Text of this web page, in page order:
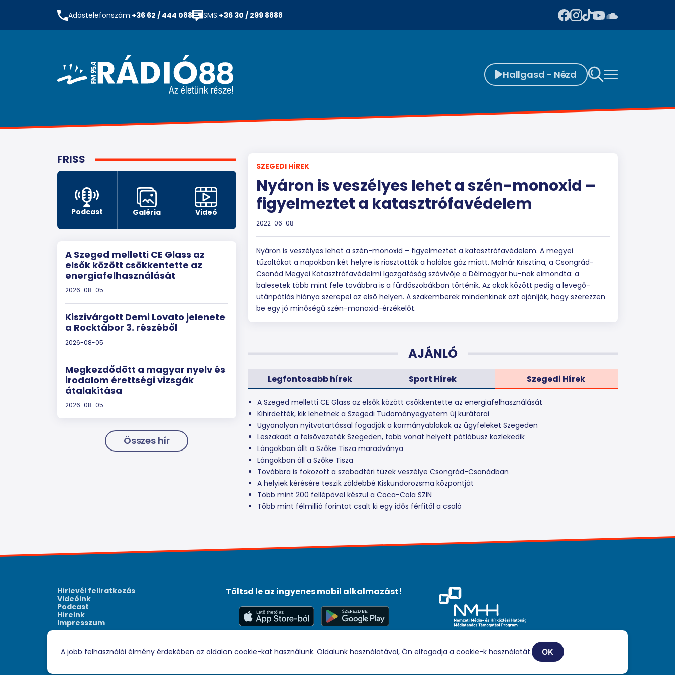
Adástelefonszám:+36 62 / 444 088 SMS:+36 30 / 299 8888
Hallgasd - Nézd
FRISS
Podcast Galéria Videó
A Szeged melletti CE Glass az
elsők között csökkentette az
energiafelhasználását
2026-08-05
Kiszivárgott Demi Lovato jelenete
a Rocktábor 3. részéből
2026-08-05
Megkezdődött a magyar nyelv és
irodalom érettségi vizsgák
átalakítása
2026-08-05
Összes hír
SZEGEDI HÍREK
Nyáron is veszélyes lehet a szén-monoxid –
figyelmeztet a katasztrófavédelem
2022-06-08
Nyáron is veszélyes lehet a szén-monoxid – figyelmeztet a katasztrófavédelem. A megyei
tűzoltókat a napokban két helyre is riasztották a halálos gáz miatt. Molnár Krisztina, a Csongrád-
Csanád Megyei Katasztrófavédelmi Igazgatóság szóvivője a Délmagyar.hu-nak elmondta: a
balesetek több mint fele továbbra is a fürdőszobákban történik. Az okok között pedig a levegő-
utánpótlás hiánya szerepel az első helyen. A szakemberek mindenkinek azt ajánlják, hogy szerezzen
be egy jó minőségű szén-monoxid-érzékelőt.
AJÁNLÓ
Legfontosabb hírek Sport Hírek Szegedi Hírek
A Szeged melletti CE Glass az elsők között csökkentette az energiafelhasználását
Kihirdették, kik lehetnek a Szegedi Tudományegyetem új kurátorai
Ugyanolyan nyitvatartással fogadják a kormányablakok az ügyfeleket Szegeden
Leszakadt a felsővezeték Szegeden, több vonat helyett pótlóbusz közlekedik
Lángokban állt a Szőke Tisza maradványa
Lángokban áll a Szőke Tisza
Továbbra is fokozott a szabadtéri tüzek veszélye Csongrád-Csanádban
A helyiek kérésére teszik zöldebbé Kiskundorozsma központját
Több mint 200 fellépővel készül a Coca-Cola SZIN
Több mint félmillió forintot csalt ki egy idős férfitől a csaló
Hírlevél feliratkozás
Videóink
Podcast
Híreink
Impresszum
Töltsd le az ingyenes mobil alkalmazást!
Támogatási Program keretében támogatja.
A jobb felhasználói élmény érdekében az oldalon cookie-kat használunk. Oldalunk használatával, Ön elfogadja a cookie-k használatát. OK